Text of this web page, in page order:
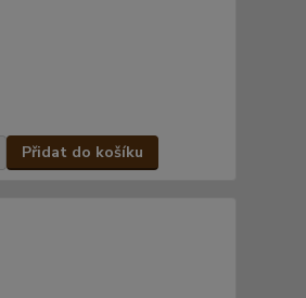
Přidat do košíku